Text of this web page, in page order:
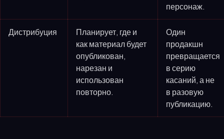
персонаж.
Дистрибуция
Планирует, где и
как материал будет
опубликован,
нарезан и
использован
повторно.
Один
продакшн
превращается
в серию
касаний, а не
в разовую
публикацию.